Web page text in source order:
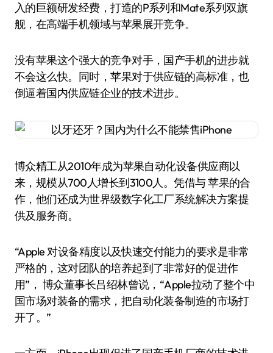
入的巨额研发经费，打造的P系列和Mate系列双旗
舰，在高端手机领域与苹果展开竞争。
没有苹果这个强大的竞争对手，国产手机的进步就
不会这么快。同时，苹果对于供应链的高标准，也
倒逼着国内供应链企业的技术进步。
博众精工从2010年成为苹果自动化设备供应商以
来，规模从700人增长到3100人。凭借与 苹果的合
作，他们还成为世界级数字化工厂系统解决方案提
供及服务商。
“Apple 对设备精度以及快速交付能力的要求是非常
严格的，这对团队的培养起到了非常好的促进作
用”， 博众董事长吕绍林曾说，“Apple拉动了整个中
国市场对装备的需求，把自动化装备制造的市场打
开了。”